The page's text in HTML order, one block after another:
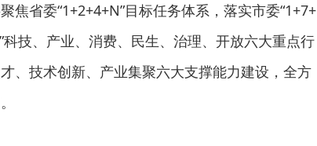
焦省委“1+2+4+N”目标任务体系，落实市委“1+7+
科技、产业、消费、民生、治理、开放六大重点行
、技术创新、产业集聚六大支撑能力建设，全方